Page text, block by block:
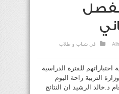
في شباب و طلاب
اختباراتهم للفترة الدراسية
التربية راحة اليوم
د.خالد الرشيد ان النتائج